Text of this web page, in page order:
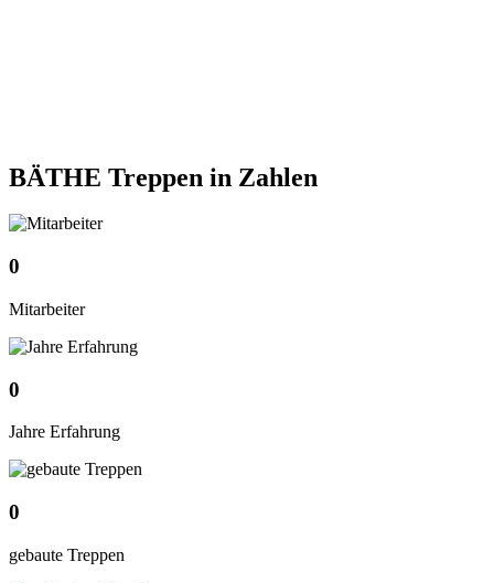
BÄTHE Treppen in Zahlen
0
Mitarbeiter
0
Jahre Erfahrung
0
gebaute Treppen